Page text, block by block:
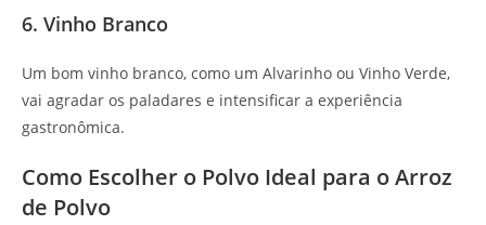
6. Vinho Branco
Um bom vinho branco, como um Alvarinho ou Vinho Verde,
vai agradar os paladares e intensificar a experiência
gastronômica.
Como Escolher o Polvo Ideal para o Arroz
de Polvo